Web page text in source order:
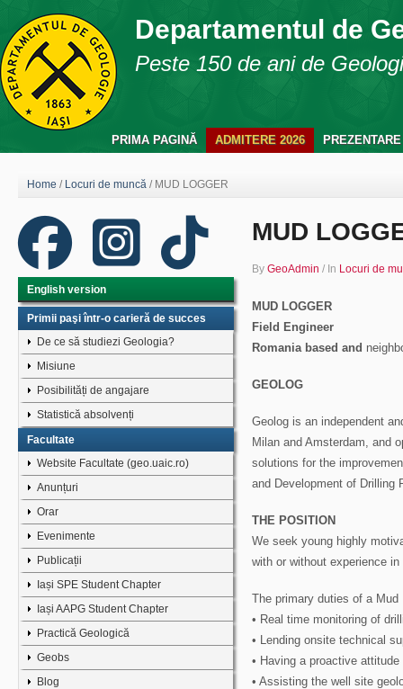
Departamentul de
Peste 150 de ani de
PRIMA PAGINĂ ADMITERE 2026 PREZENTARE
Home / Locuri de muncă / MUD LOGGER
MUD
By GeoAdmin / In Locuri de
MUD LOGGER
Field Engineer
Romania based and
GEOLOG
Geolog is an independent
Milan and Amsterdam, and
solutions for the
and Development of Drilling
THE POSITION
We seek young highly
with or without experience
The primary duties of a
• Real time monitoring of
• Lending onsite technical
• Having a proactive
• Assisting the well site
English version
Primii paşi într-o carieră de succes
De ce să studiezi Geologia?
Misiune
Posibilități de angajare
Statistică absolvenți
Facultate
Website Facultate (geo.uaic.ro)
Anunțuri
Orar
Evenimente
Publicații
Iași SPE Student Chapter
Iași AAPG Student Chapter
Practică Geologică
Geobs
Blog